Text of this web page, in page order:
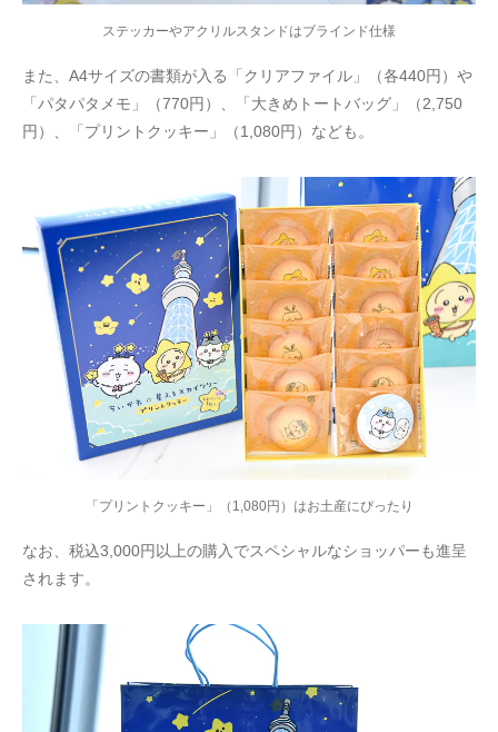
ステッカーやアクリルスタンドはブラインド仕様
また、A4サイズの書類が入る「クリアファイル」（各440円）や
「パタパタメモ」（770円）、「大きめトートバッグ」（2,750
円）、「プリントクッキー」（1,080円）なども。
「プリントクッキー」（1,080円）はお土産にぴったり
なお、税込3,000円以上の購入でスペシャルなショッパーも進呈
されます。